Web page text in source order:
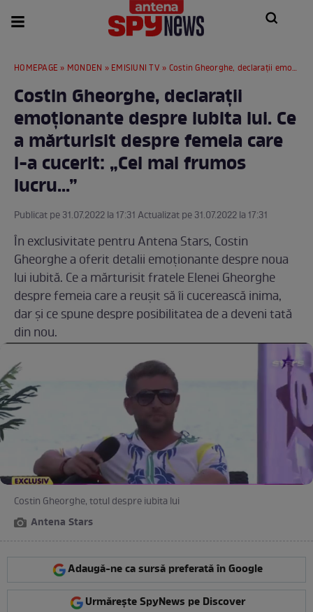
HOMEPAGE » MONDEN » EMISIUNI TV » Costin Gheorghe, declarații emoționante despre iubita lui. Ce a mărturisit despre femeia care l-a cucerit: „Cel mai frumos lucru...”
Costin Gheorghe, declarații
emoționante despre iubita lui. Ce
a mărturisit despre femeia care
l-a cucerit: „Cel mai frumos
lucru...”
Publicat pe 31.07.2022 la 17:31 Actualizat pe 31.07.2022 la 17:31
În exclusivitate pentru Antena Stars, Costin
Gheorghe a oferit detalii emoționante despre noua
lui iubită. Ce a mărturisit fratele Elenei Gheorghe
despre femeia care a reușit să îi cucerească inima,
dar și ce spune despre posibilitatea de a deveni tată
din nou.
Costin Gheorghe, totul despre iubita lui
Antena Stars
Adaugă-ne ca sursă preferată în Google
Urmărește SpyNews pe Discover